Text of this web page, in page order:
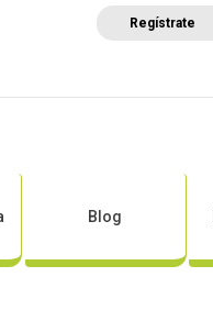
Regístrate
Blog